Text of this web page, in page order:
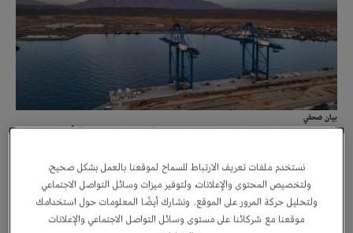
بيان صحفي
آفاق جديدة: كيف يمكن للموانئ التقليدية والمراكز الذكية أن تتطور
نستخدم ملفات تعريف الارتباط للسماح لموقعنا بالعمل بشكل صحيح،
ولتخصيص المحتوى والإعلانات، ولتوفير ميزات وسائل التواصل الاجتماعي
ولتحليل حركة المرور على الموقع. ونشارك أيضًا المعلومات حول استخدامك
موقعنا مع شركائنا على مستوى وسائل التواصل الاجتماعي والإعلانات